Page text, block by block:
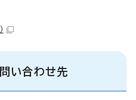
い合わせ先